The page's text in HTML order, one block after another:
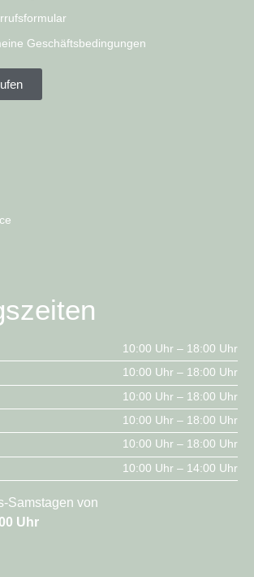
Geschäftsbedingungen
10:00 Uhr – 18:00 Uhr
10:00 Uhr – 18:00 Uhr
10:00 Uhr – 18:00 Uhr
10:00 Uhr – 18:00 Uhr
10:00 Uhr – 18:00 Uhr
10:00 Uhr – 14:00 Uhr
Samstagen von
Uhr